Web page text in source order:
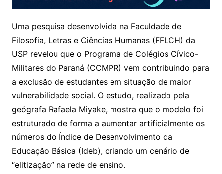
Uma pesquisa desenvolvida na Faculdade de
Filosofia, Letras e Ciências Humanas (FFLCH) da
USP revelou que o Programa de Colégios Cívico-
Militares do Paraná (CCMPR) vem contribuindo para
a exclusão de estudantes em situação de maior
vulnerabilidade social. O estudo, realizado pela
geógrafa Rafaela Miyake, mostra que o modelo foi
estruturado de forma a aumentar artificialmente os
números do Índice de Desenvolvimento da
Educação Básica (Ideb), criando um cenário de
“elitização” na rede de ensino.